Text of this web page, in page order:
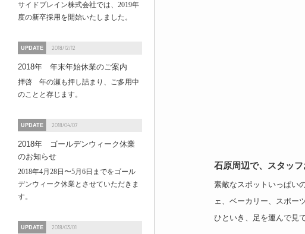
石原周辺で、スタッ
素敵なスポットいっぱい
ェ 、 ベーカリー、 スポー
ひといき、足を運んで見
サイドブレイン株式会社では、2019年
度の新卒採用を開始いたしました。
UPDATE 2018/12/12
2018年 年末年始休業のご案内
拝啓 年の瀬も押し詰まり、ご多用中
のことと存じます。
UPDATE 2018/04/07
2018年 ゴールデンウィーク休業
のお知らせ
2018年4月28日〜5月6日までをゴール
デンウィーク休業とさせていただきま
す。
UPDATE 2018/03/01